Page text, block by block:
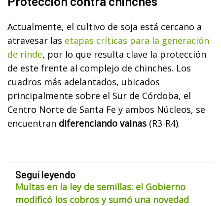
Actualmente, el cultivo de soja está cercano a
atravesar las etapas críticas para la generación
de rinde, por lo que resulta clave la protección
de este frente al complejo de chinches. Los
cuadros más adelantados, ubicados
principalmente sobre el Sur de Córdoba, el
Centro Norte de Santa Fe y ambos Núcleos, se
encuentran diferenciando vainas (R3-R4).
Seguí leyendo
Multas en la ley de semillas: el Gobierno
modificó los cobros y sumó una novedad